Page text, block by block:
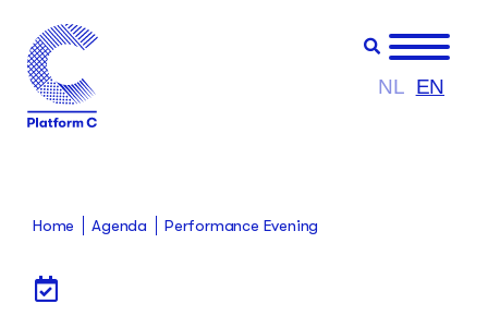
NL EN
Home Agenda Performance Evening